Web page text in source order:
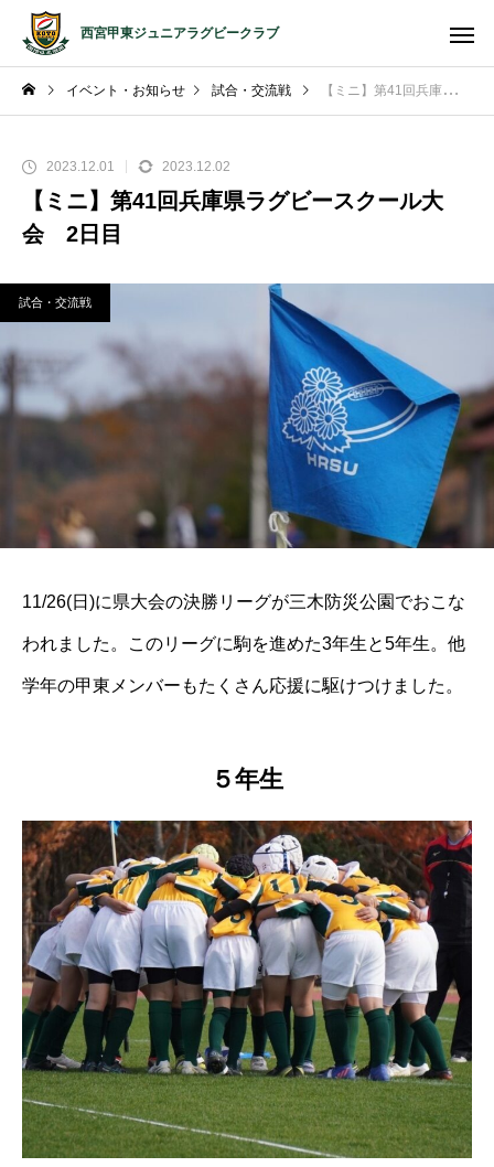
西宮甲東ジュニアラグビークラブ
イベント・お知らせ 試合・交流戦 【ミニ】第41回兵庫県ラグビースクール大会 2日目
2023.12.01 2023.12.02
【ミニ】第41回兵庫県ラグビースクール大
会 2日目
試合・交流戦
11/26(日)に県大会の決勝リーグが三木防災公園でおこな
われました。このリーグに駒を進めた3年生と5年生。他
学年の甲東メンバーもたくさん応援に駆けつけました。
５年生